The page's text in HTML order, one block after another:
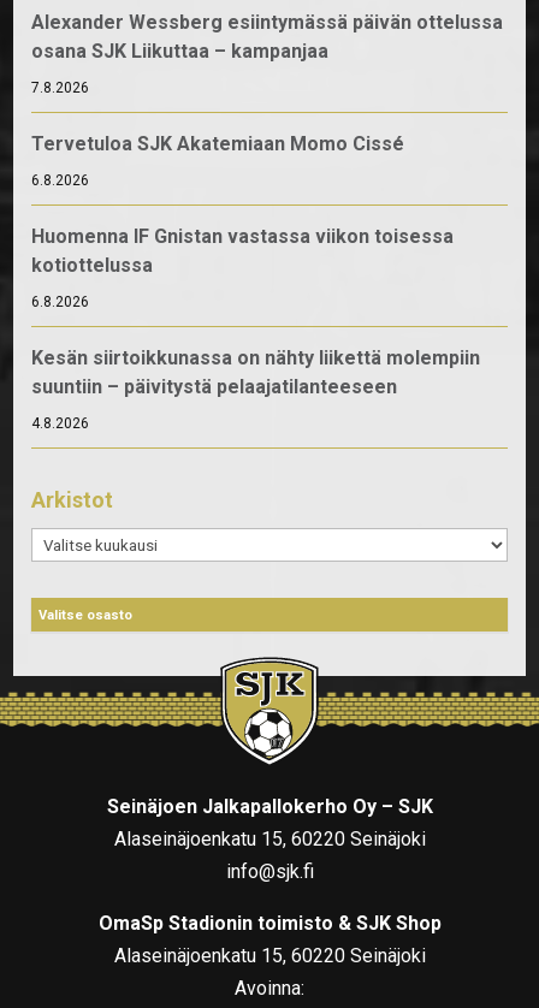
Alexander Wessberg esiintymässä päivän ottelussa
osana SJK Liikuttaa – kampanjaa
7.8.2026
Tervetuloa SJK Akatemiaan Momo Cissé
6.8.2026
Huomenna IF Gnistan vastassa viikon toisessa
kotiottelussa
6.8.2026
Kesän siirtoikkunassa on nähty liikettä molempiin
suuntiin – päivitystä pelaajatilanteeseen
4.8.2026
Arkistot
Arkistot
Seinäjoen Jalkapallokerho Oy – SJK
Alaseinäjoenkatu 15, 60220 Seinäjoki
info@sjk.fi
OmaSp Stadionin toimisto & SJK Shop
Alaseinäjoenkatu 15, 60220 Seinäjoki
Avoinna: